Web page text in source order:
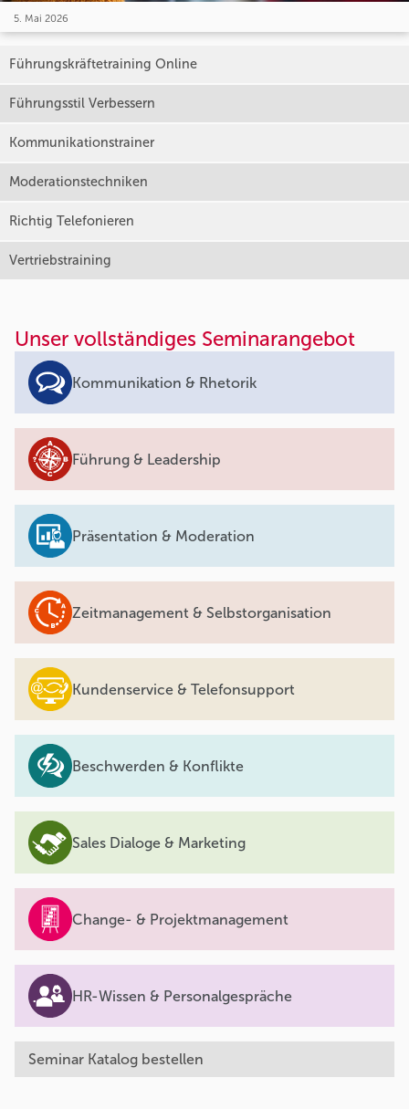
5. Mai 2026
Führungskräftetraining Online
Führungsstil Verbessern
Kommunikationstrainer
Moderationstechniken
Richtig Telefonieren
Vertriebstraining
Unser vollständiges Seminarangebot
Kommunikation & Rhetorik
Führung & Leadership
Präsentation & Moderation
Zeitmanagement & Selbstorganisation
Kundenservice & Telefonsupport
Beschwerden & Konflikte
Sales Dialoge & Marketing
Change- & Projektmanagement
HR-Wissen & Personalgespräche
Seminar Katalog bestellen